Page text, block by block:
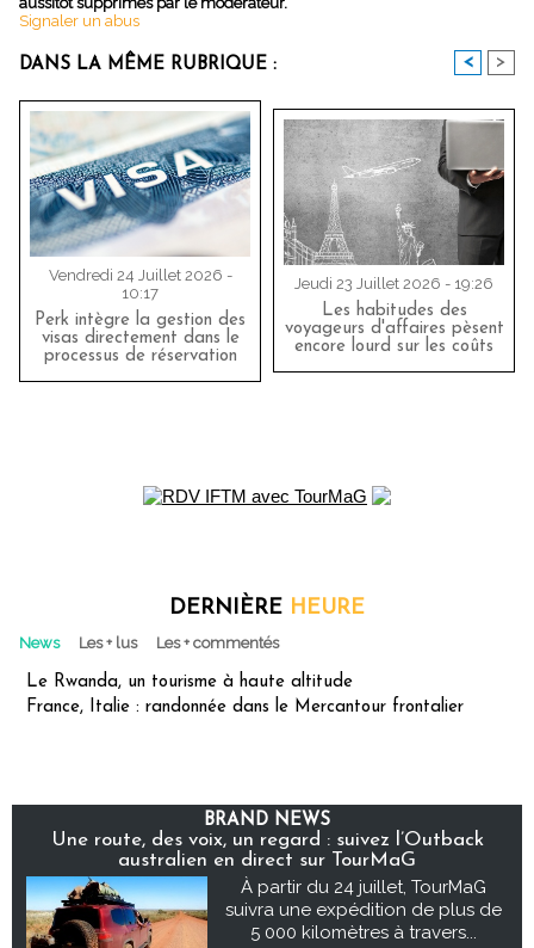
Signaler un abus
DANS LA MÊME RUBRIQUE : < >
Vendredi 24 Juillet 2026 -
10:17
Perk intègre la gestion des
visas directement dans le
processus de réservation
Jeudi 23 Juillet 2026 - 19:26
Les habitudes des
voyageurs d'affaires pèsent
encore lourd sur les coûts
DERNIÈRE HEURE
News Les + lus Les + commentés
Le Rwanda, un tourisme à haute altitude
France, Italie : randonnée dans le Mercantour frontalier
BRAND NEWS
Une route, des voix, un regard : suivez l’Outback
australien en direct sur TourMaG
À partir du 24 juillet, TourMaG
suivra une expédition de plus de
5 000 kilomètres à travers...